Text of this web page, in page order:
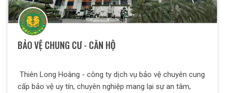
BẢO VỆ CHUNG CƯ - CĂN HỘ
Thiên Long Hoàng - công ty dịch vụ bảo vệ chuyên cung
cấp bảo vệ uy tín, chuyên nghiệp mang lại sự an tâm,